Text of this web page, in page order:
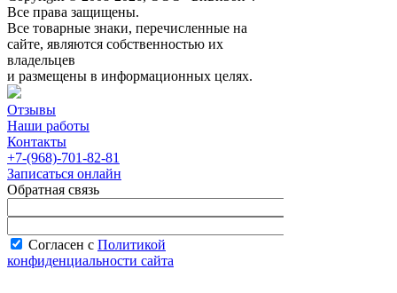
Все права защищены.
Все товарные знаки, перечисленные на
сайте, являются собственностью их
владельцев
и размещены в информационных целях.
Отзывы
Наши работы
Контакты
+7-(968)-701-82-81
Записаться онлайн
Обратная связь
Согласен с Политикой
конфиденциальности сайта